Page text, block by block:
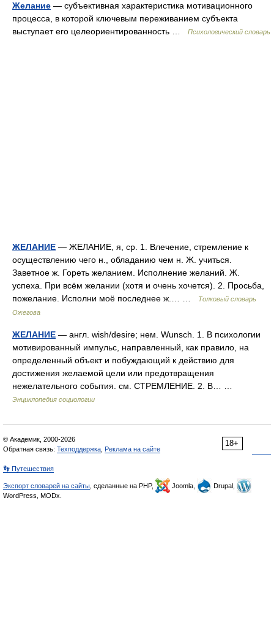
Желание — субъективная характеристика мотивационного
процесса, в которой ключевым переживанием субъекта
выступает его целеориентированность …
Психологический словарь
ЖЕЛАНИЕ — ЖЕЛАНИЕ, я, ср. 1. Влечение, стремление к
осуществлению чего н., обладанию чем н. Ж. учиться.
Заветное ж. Гореть желанием. Исполнение желаний. Ж.
успеха. При всём желании (хотя и очень хочется). 2. Просьба,
пожелание. Исполни моё последнее ж.… …
Толковый словарь
Ожегова
ЖЕЛАНИЕ — англ. wish/desire; нем. Wunsch. 1. B психологии
мотивированный импульс, направленный, как правило, на
определенный объект и побуждающий к действию для
достижения желаемой цели или предотвращения
нежелательного события. см. СТРЕМЛЕНИЕ. 2. В… …
Энциклопедия социологии
18+
© Академик, 2000-2026
Обратная связь: Техподдержка Реклама на сайте
👣 Путешествия
Экспорт словарей на сайты , сделанные на PHP, Joomla,
Drupal,
WordPress, MODx.